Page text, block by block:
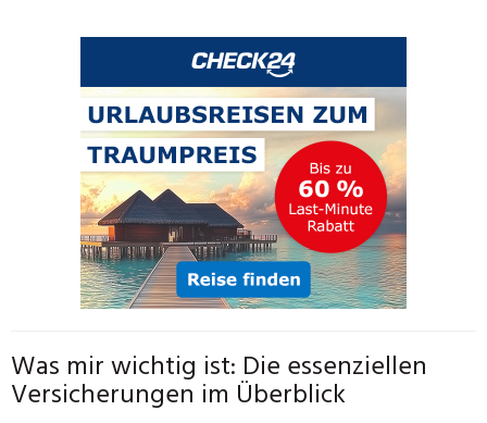
Was mir wichtig ist: Die essenziellen
Versicherungen im Überblick